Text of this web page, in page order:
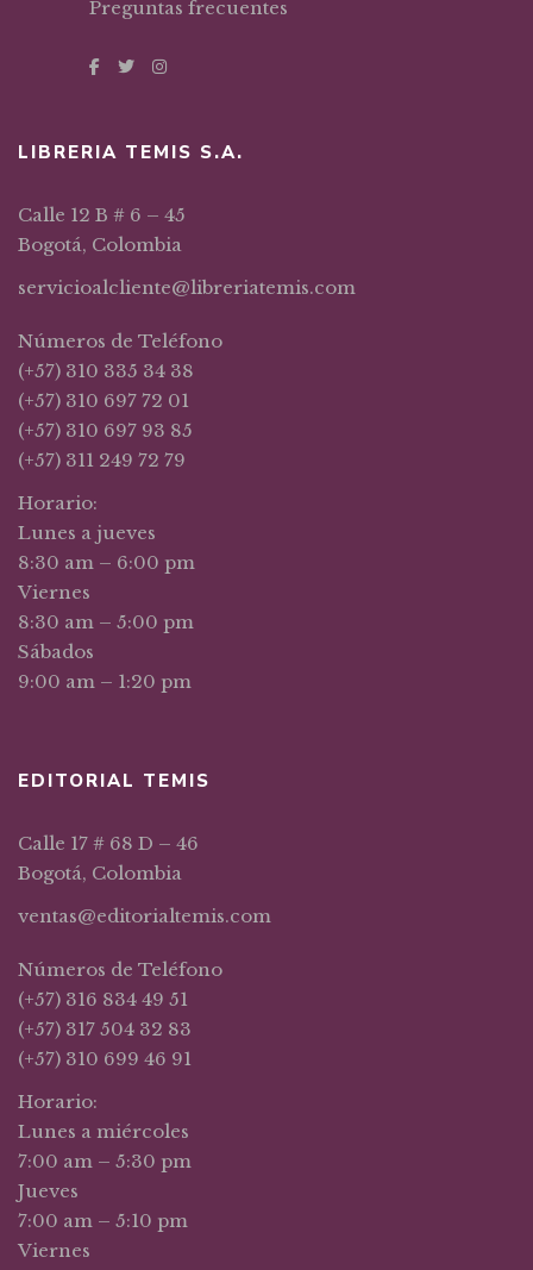
Preguntas frecuentes
LIBRERIA TEMIS S.A.
Calle 12 B # 6 – 45
Bogotá, Colombia
servicioalcliente@libreriatemis.com
Números de Teléfono
(+57) 310 335 34 38
(+57) 310 697 72 01
(+57) 310 697 93 85
(+57) 311 249 72 79
Horario:
Lunes a jueves
8:30 am – 6:00 pm
Viernes
8:30 am – 5:00 pm
Sábados
9:00 am – 1:20 pm
EDITORIAL TEMIS
Calle 17 # 68 D – 46
Bogotá, Colombia
ventas@editorialtemis.com
Números de Teléfono
(+57) 316 834 49 51
(+57) 317 504 32 83
(+57) 310 699 46 91
Horario:
Lunes a miércoles
7:00 am – 5:30 pm
Jueves
7:00 am – 5:10 pm
Viernes